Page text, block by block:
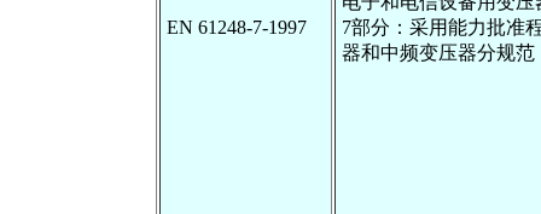
EN 61248-7-1997
7部分：采用能力批准
器和中频变压器分规范